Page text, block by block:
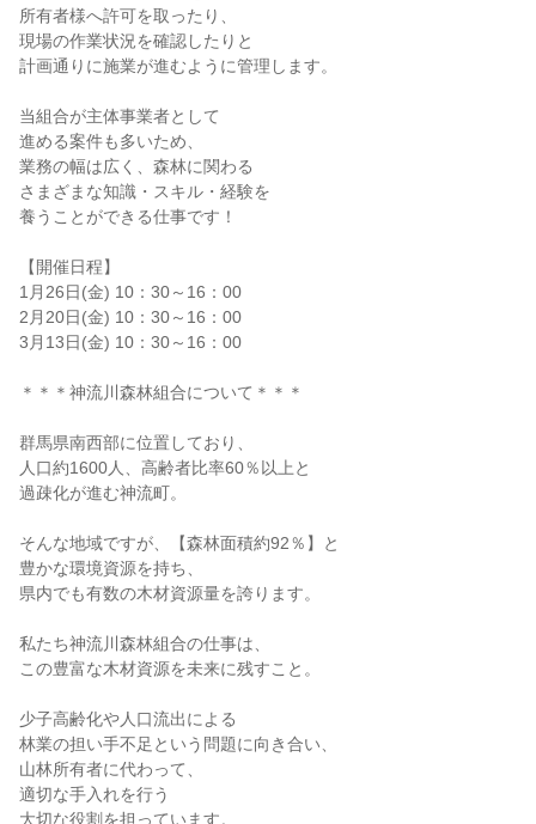
所有者様へ許可を取ったり、
現場の作業状況を確認したりと
計画通りに施業が進むように管理します。
当組合が主体事業者として
進める案件も多いため、
業務の幅は広く、森林に関わる
さまざまな知識・スキル・経験を
養うことができる仕事です！
【開催日程】
1月26日(金) 10：30～16：00
2月20日(金) 10：30～16：00
3月13日(金) 10：30～16：00
＊＊＊神流川森林組合について＊＊＊
群馬県南西部に位置しており、
人口約1600人、高齢者比率60％以上と
過疎化が進む神流町。
そんな地域ですが、【森林面積約92％】と
豊かな環境資源を持ち、
県内でも有数の木材資源量を誇ります。
私たち神流川森林組合の仕事は、
この豊富な木材資源を未来に残すこと。
少子高齢化や人口流出による
林業の担い手不足という問題に向き合い、
山林所有者に代わって、
適切な手入れを行う
大切な役割を担っています。